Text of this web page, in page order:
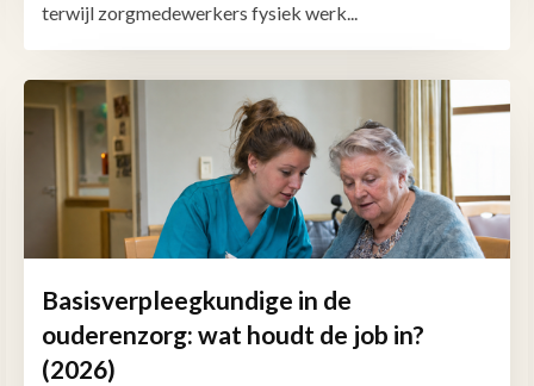
terwijl zorgmedewerkers fysiek werk...
Basisverpleegkundige in de
ouderenzorg: wat houdt de job in?
(2026)